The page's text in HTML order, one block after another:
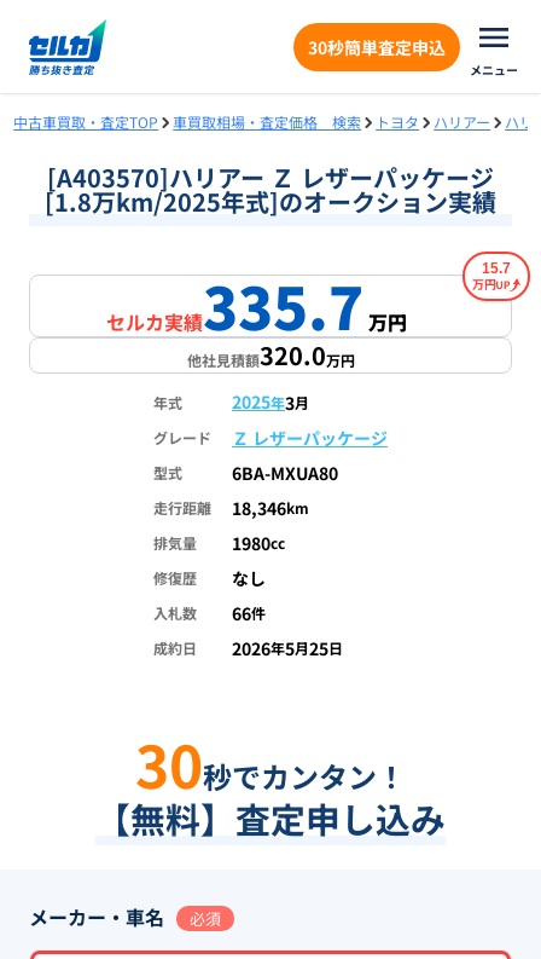
30秒簡単査定申込
メニュー
中古車買取・査定TOP 車買取相場・査定価格 検索 トヨタ ハリアー ハリ
[A403570]ハリアー Ｚ レザーパッケージ
[1.8万km/2025年式]のオークション実績
セルカ実績335.7万円
15.7
万円
他社見積額320.0万円
年式 2025年3月
グレード
Ｚ レザーパッケージ
型式 6BA-MXUA80
走行距離 18,346km
排気量
1980cc
修復歴
なし
入札数 66件
成約日
2026年5月25日
30秒でカンタン！
【無料】査定申し込み
メーカー・車名 必須